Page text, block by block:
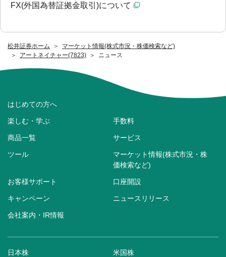
松井証券ホーム
マーケット情報(株式市況・株価検索など)
アートネイチャー(7823)
ニュース
FX(外国為替証拠金取引)について
はじめての方へ
楽しむ・学ぶ 手数料
商品一覧 サービス
ツール
マーケット情報(株式市況・株
価検索など)
お客様サポート 口座開設
キャンペーン ニュースリリース
会社案内・IR情報
日本株 米国株